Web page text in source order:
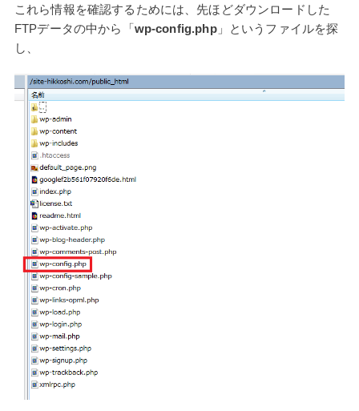
これら情報を確認するためには、先ほどダウンロードした
FTPデータの中から「wp-config.php」というファイルを探
し、